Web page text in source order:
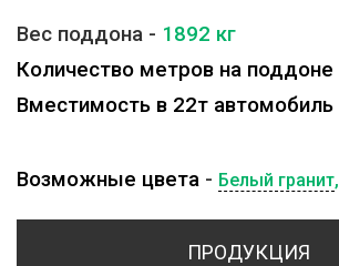
ПРОДУКЦИЯ
Вес поддона - 1892 кг
Количество метров на поддоне
Вместимость в 22т автомобиль
Возможные цвета - Белый гранит,